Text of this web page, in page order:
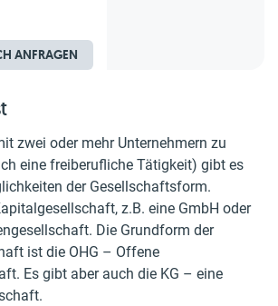
ANFRAGEN
zwei oder mehr Unternehmern zu
eine freiberufliche Tätigkeit) gibt es
der Gesellschaftsform.
z.B. eine GmbH oder
Die Grundform der
ist die OHG – Offene
Es gibt aber auch die KG – eine